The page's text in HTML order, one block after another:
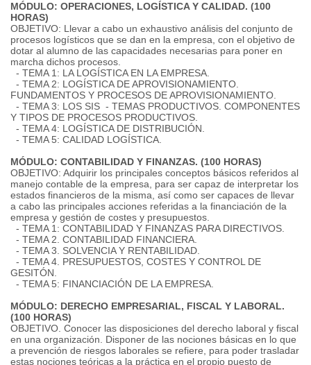
MÓDULO: OPERACIONES, LOGÍSTICA Y CALIDAD. (100
HORAS)
OBJETIVO: Llevar a cabo un exhaustivo análisis del conjunto de
procesos logísticos que se dan en la empresa, con el objetivo de
dotar al alumno de las capacidades necesarias para poner en
marcha dichos procesos.
- TEMA 1: LA LOGÍSTICA EN LA EMPRESA.
- TEMA 2: LOGÍSTICA DE APROVISIONAMIENTO.
FUNDAMENTOS Y PROCESOS DE APROVISIONAMIENTO.
- TEMA 3: LOS SIS - TEMAS PRODUCTIVOS. COMPONENTES
Y TIPOS DE PROCESOS PRODUCTIVOS.
- TEMA 4: LOGÍSTICA DE DISTRIBUCIÓN.
- TEMA 5: CALIDAD LOGÍSTICA.
MÓDULO: CONTABILIDAD Y FINANZAS. (100 HORAS)
OBJETIVO: Adquirir los principales conceptos básicos referidos al
manejo contable de la empresa, para ser capaz de interpretar los
estados financieros de la misma, así como ser capaces de llevar
a cabo las principales acciones referidas a la financiación de la
empresa y gestión de costes y presupuestos.
- TEMA 1: CONTABILIDAD Y FINANZAS PARA DIRECTIVOS.
- TEMA 2. CONTABILIDAD FINANCIERA.
- TEMA 3. SOLVENCIA Y RENTABILIDAD.
- TEMA 4. PRESUPUESTOS, COSTES Y CONTROL DE
GESITÓN.
- TEMA 5: FINANCIACIÓN DE LA EMPRESA.
MÓDULO: DERECHO EMPRESARIAL, FISCAL Y LABORAL.
(100 HORAS)
OBJETIVO. Conocer las disposiciones del derecho laboral y fiscal
en una organización. Disponer de las nociones básicas en lo que
a prevención de riesgos laborales se refiere, para poder trasladar
estas nociones teóricas a la práctica en el propio puesto de